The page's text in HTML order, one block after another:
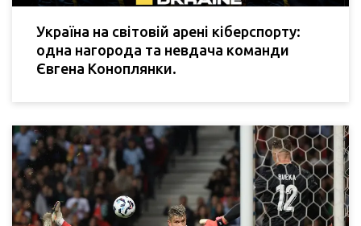
Україна на світовій арені кіберспорту:
одна нагорода та невдача команди
Євгена Коноплянки.